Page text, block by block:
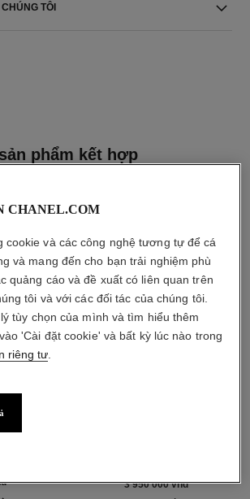
TÔI
sản phẩm kết hợp
* 3 950 000 vnd*
CHANEL.COM
cookie và các công nghệ tương tự để cá
và mang đến cho bạn trải nghiệm phù
quảng cáo và đề xuất có liên quan trên
tôi và với các đối tác của chúng tôi.
tùy chọn của mình và tìm hiểu thêm
'Cài đặt cookie' và bất kỳ lúc nào trong
riêng tư